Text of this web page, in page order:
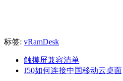
标签: vRamDesk
触摸屏兼容清单
J50如何连接中国移动云桌面